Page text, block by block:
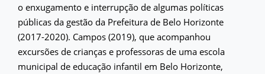
o enxugamento e interrupção de algumas políticas
públicas da gestão da Prefeitura de Belo Horizonte
(2017-2020). Campos (2019), que acompanhou
excursões de crianças e professoras de uma escola
municipal de educação infantil em Belo Horizonte,